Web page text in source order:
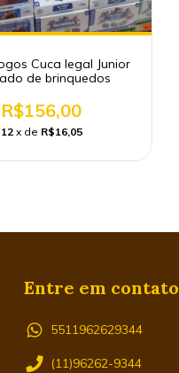
Cuca legal Junior
de brinquedos
R$156,00
12 x de R$16,05
Entre em contato
5511962629344
(11)96262-9344